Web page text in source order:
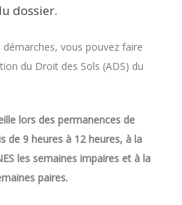
dossier.
vous pouvez faire
du Droit des Sols (ADS) du
lors des permanences de
de 9 heures à 12 heures, à la
les semaines impaires et à la
paires.